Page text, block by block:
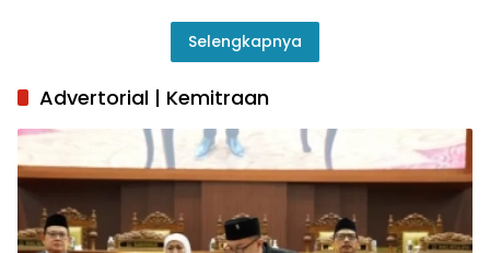
Selengkapnya
Advertorial | Kemitraan